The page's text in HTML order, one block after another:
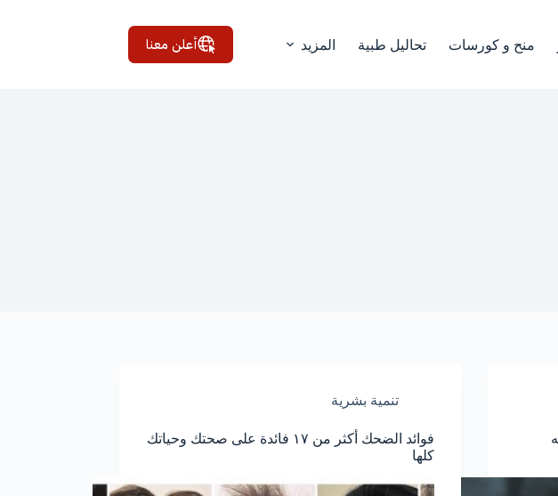
منح و كورسات تحاليل طبية المزيد أعلن معنا
تنمية بشرية
فوائد الضحك أكثر من ١٧ فائدة على صحتك وحياتك
كلها